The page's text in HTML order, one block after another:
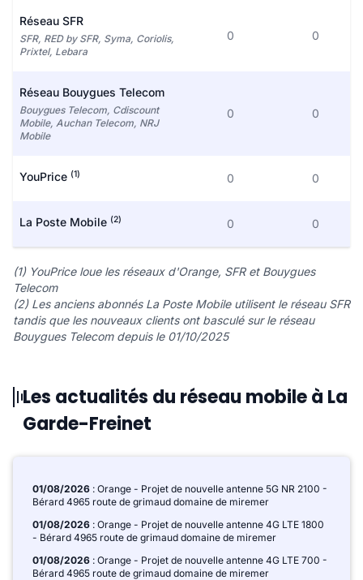
Réseau SFR
SFR, RED by SFR, Syma, Coriolis,
Prixtel, Lebara
0 0
Réseau Bouygues Telecom
Bouygues Telecom, Cdiscount
Mobile, Auchan Telecom, NRJ
Mobile
0 0
YouPrice (1) 0 0
La Poste Mobile (2) 0 0
(1) YouPrice loue les réseaux d'Orange, SFR et Bouygues
Telecom
(2) Les anciens abonnés La Poste Mobile utilisent le réseau SFR
tandis que les nouveaux clients ont basculé sur le réseau
Bouygues Telecom depuis le 01/10/2025
Les actualités du réseau mobile à La
Garde-Freinet
01/08/2026 : Orange - Projet de nouvelle antenne 5G NR 2100 -
Bérard 4965 route de grimaud domaine de miremer
01/08/2026 : Orange - Projet de nouvelle antenne 4G LTE 1800
- Bérard 4965 route de grimaud domaine de miremer
01/08/2026 : Orange - Projet de nouvelle antenne 4G LTE 700 -
Bérard 4965 route de grimaud domaine de miremer